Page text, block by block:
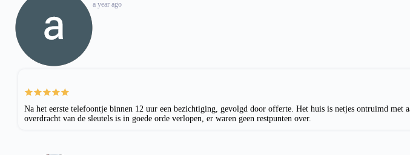
a year ago
Na het eerste telefoontje binnen 12 uur een bezichtiging, gevolgd door offerte. Het huis is netjes ontruimd met
overdracht van de sleutels is in goede orde verlopen, er waren geen restpunten over.